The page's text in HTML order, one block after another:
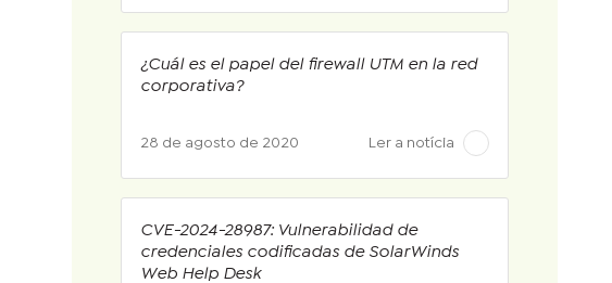
¿Cuál es el papel del firewall UTM en la red
corporativa?
28 de agosto de 2020 Ler a notícia
CVE-2024-28987: Vulnerabilidad de
credenciales codificadas de SolarWinds
Web Help Desk